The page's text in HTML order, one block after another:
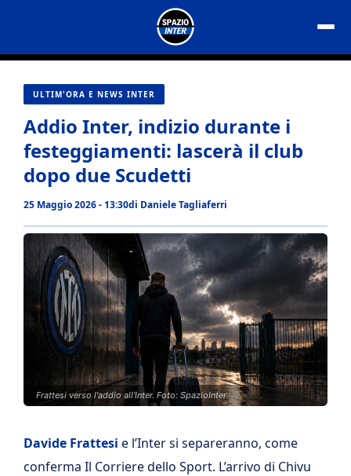
contenuto
ULTIM'ORA E NEWS INTER
Addio Inter, indizio durante i
festeggiamenti: lascerà il club
dopo due Scudetti
25 Maggio 2026 - 13:30di Daniele Tagliaferri
Frattesi verso l'addio all'Inter. Foto: SpazioInter
Davide Frattesi e l’Inter si separeranno, come
conferma Il Corriere dello Sport. L’arrivo di Chivu